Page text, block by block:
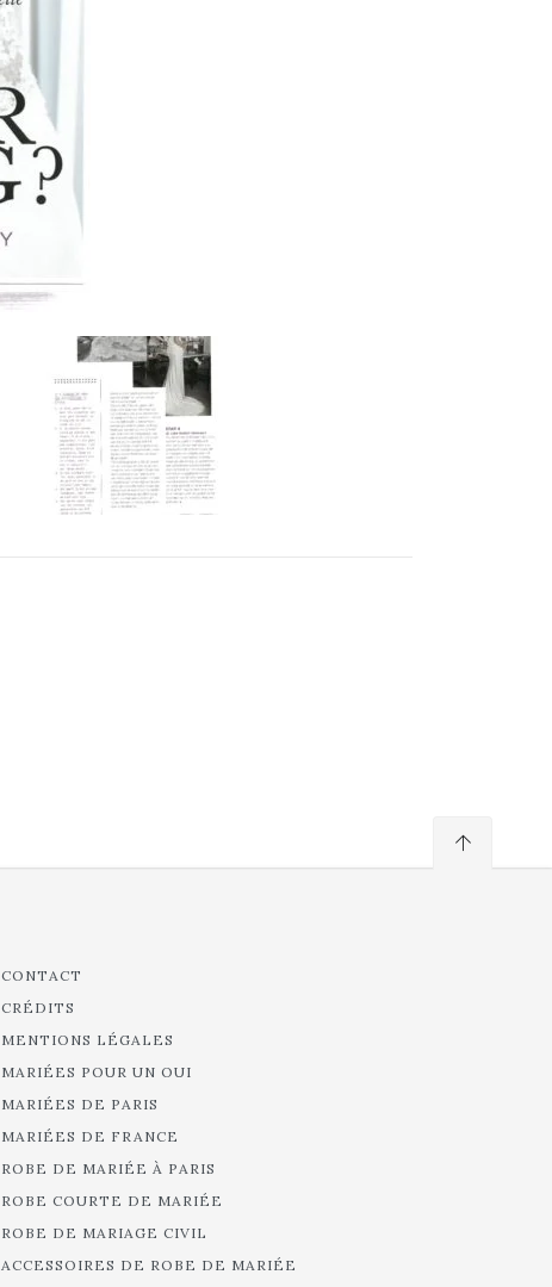
CONTACT
CRÉDITS
MENTIONS LÉGALES
MARIÉES POUR UN OUI
MARIÉES DE PARIS
MARIÉES DE FRANCE
ROBE DE MARIÉE À PARIS
ROBE COURTE DE MARIÉE
ROBE DE MARIAGE CIVIL
ACCESSOIRES DE ROBE DE MARIÉE